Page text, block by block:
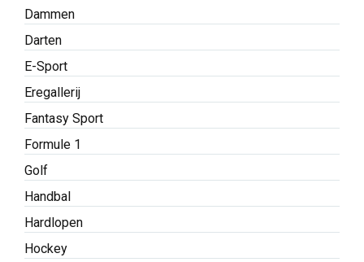
Dammen
Darten
E-Sport
Eregallerij
Fantasy Sport
Formule 1
Golf
Handbal
Hardlopen
Hockey